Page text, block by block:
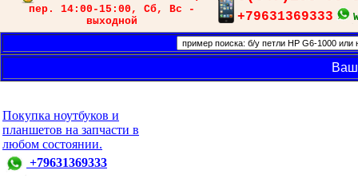
пер. 14:00-15:00, Сб, Вс -
выходной
+79631369333
Покупка ноутбуков и
планшетов на запчасти в
любом состоянии.
+79631369333